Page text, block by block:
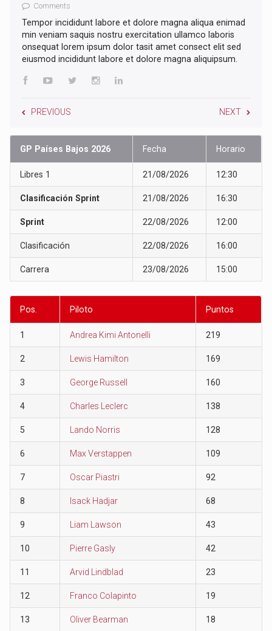
Comments
Tempor incididunt labore et dolore magna aliqua enimad
min veniam saquis nostru exercitation ullamco laboris
onsequat lorem ipsum dolor tasit amet consect elit sed
eiusmod incididunt labore et dolore magna aliquipsum.
PREVIOUS NEXT
GP Países Bajos 2026 Fecha Horario
Libres 1 21/08/2026 12:30
Clasificación Sprint 21/08/2026 16:30
Sprint 22/08/2026 12:00
Clasificación 22/08/2026 16:00
Carrera 23/08/2026 15:00
Pos. Piloto Puntos
1 Andrea Kimi Antonelli 219
2 Lewis Hamilton 169
3 George Russell 160
4 Charles Leclerc 138
5 Lando Norris 128
6 Max Verstappen 109
7 Oscar Piastri 92
8 Isack Hadjar 68
9 Liam Lawson 43
10 Pierre Gasly 42
11 Arvid Lindblad 23
12 Franco Colapinto 19
13 Oliver Bearman 18